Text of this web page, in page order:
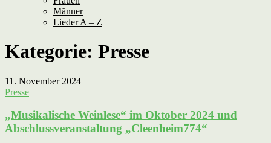
Männer
Lieder A – Z
Kategorie: Presse
11. November 2024
Presse
„Musikalische Weinlese“ im Oktober 2024 und
Abschlussveranstaltung „Cleenheim774“